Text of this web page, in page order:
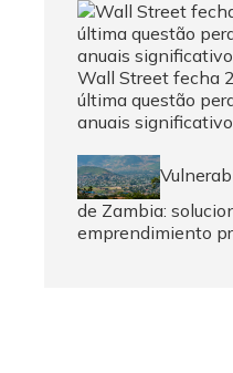
Wall Street fecha
última questão
anuais
de Zambia:
emprendimiento